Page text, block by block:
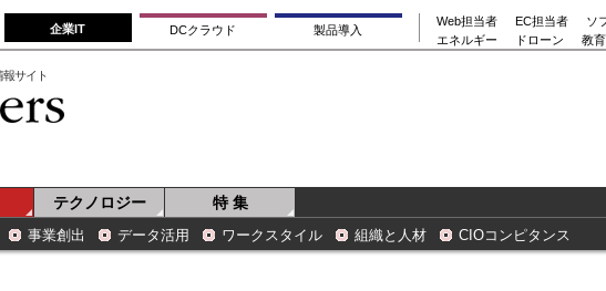
企業IT DCクラウド 製品導入
Web担当者 EC担当者
ソ
エネルギー
ドローン 教
サイト
テクノロジー 特 集
事業創出 データ活用 ワークスタイル 組織と人材 CIOコンピタンス